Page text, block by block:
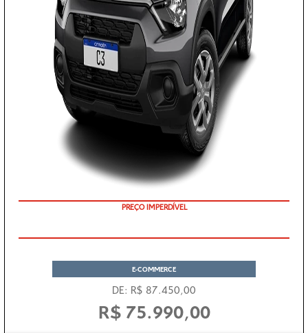
PREÇO IMPERDÍVEL
E-COMMERCE
DE: R$ 87.450,00
R$ 75.990,00